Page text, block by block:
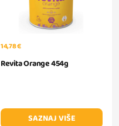
14,78 €
Revita Orange 454g
SAZNAJ VIŠE